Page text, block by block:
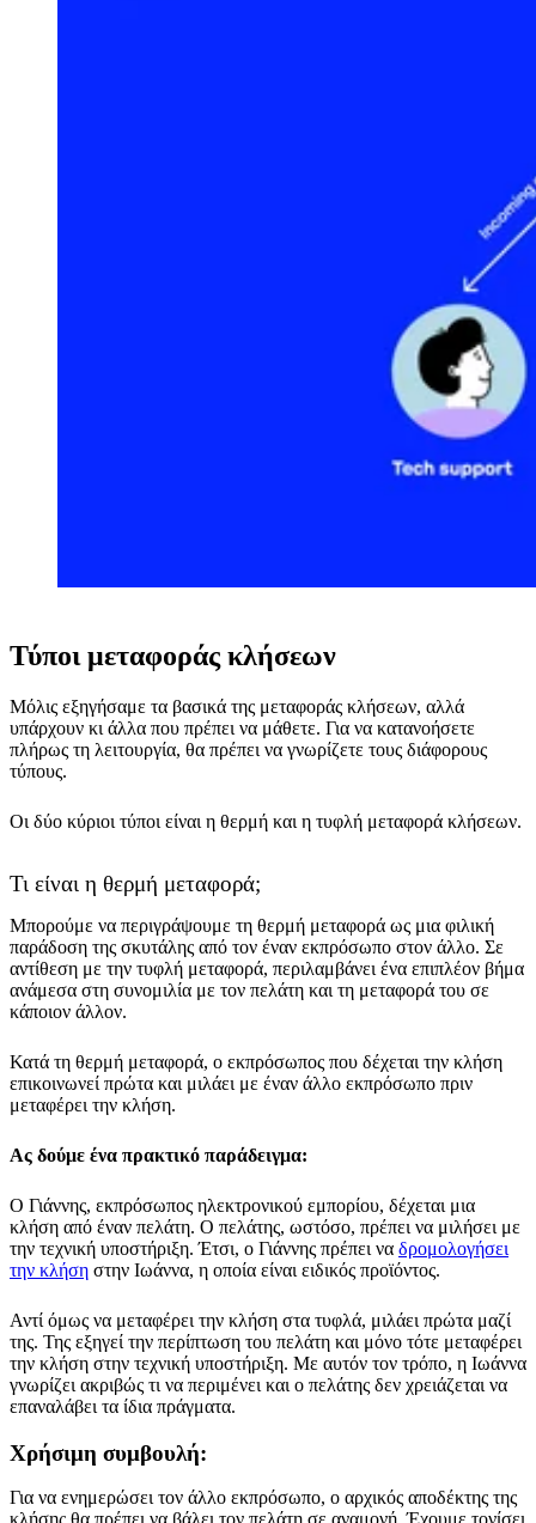
Τύποι μεταφοράς κλήσεων
Μόλις εξηγήσαμε τα βασικά της μεταφοράς κλήσεων, αλλά
υπάρχουν κι άλλα που πρέπει να μάθετε. Για να κατανοήσετε
πλήρως τη λειτουργία, θα πρέπει να γνωρίζετε τους διάφορους
τύπους.
Οι δύο κύριοι τύποι είναι η θερμή και η τυφλή μεταφορά κλήσεων.
Τι είναι η θερμή μεταφορά;
Μπορούμε να περιγράψουμε τη θερμή μεταφορά ως μια φιλική
παράδοση της σκυτάλης από τον έναν εκπρόσωπο στον άλλο. Σε
αντίθεση με την τυφλή μεταφορά, περιλαμβάνει ένα επιπλέον βήμα
ανάμεσα στη συνομιλία με τον πελάτη και τη μεταφορά του σε
κάποιον άλλον.
Κατά τη θερμή μεταφορά, ο εκπρόσωπος που δέχεται την κλήση
επικοινωνεί πρώτα και μιλάει με έναν άλλο εκπρόσωπο πριν
μεταφέρει την κλήση.
Ας δούμε ένα πρακτικό παράδειγμα:
Ο Γιάννης, εκπρόσωπος ηλεκτρονικού εμπορίου, δέχεται μια
κλήση από έναν πελάτη. Ο πελάτης, ωστόσο, πρέπει να μιλήσει με
την τεχνική υποστήριξη. Έτσι, ο Γιάννης πρέπει να δρομολογήσει
την κλήση στην Ιωάννα, η οποία είναι ειδικός προϊόντος.
Αντί όμως να μεταφέρει την κλήση στα τυφλά, μιλάει πρώτα μαζί
της. Της εξηγεί την περίπτωση του πελάτη και μόνο τότε μεταφέρει
την κλήση στην τεχνική υποστήριξη. Με αυτόν τον τρόπο, η Ιωάννα
γνωρίζει ακριβώς τι να περιμένει και ο πελάτης δεν χρειάζεται να
επαναλάβει τα ίδια πράγματα.
Χρήσιμη συμβουλή:
Για να ενημερώσει τον άλλο εκπρόσωπο, ο αρχικός αποδέκτης της